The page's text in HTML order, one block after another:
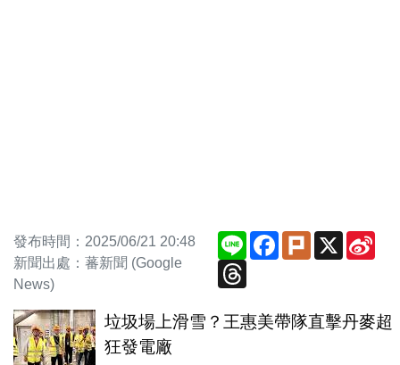
發布時間：2025/06/21 20:48
新聞出處：蕃新聞 (Google
News)
Line Facebook
Plurk X
垃圾場上滑雪？王惠美帶隊直擊丹麥超
狂發電廠